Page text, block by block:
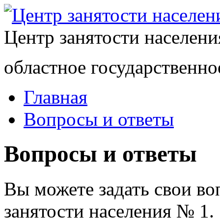
Центр занятости
областное
Главная
Вопросы и ответы
Вопросы и ответы
Вы можете задать свои
занятости населения № 1.